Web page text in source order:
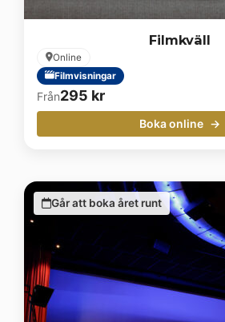
Filmkväll
Online
Filmvisningar
Från295 kr
Boka online
Går att boka året runt